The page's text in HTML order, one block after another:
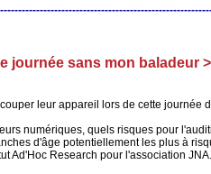
journée sans mon baladeur
leur appareil lors de cette journée
numériques, quels risques pour
d'âge potentiellement les plus à
Ad'Hoc Research pour l'association JNA.